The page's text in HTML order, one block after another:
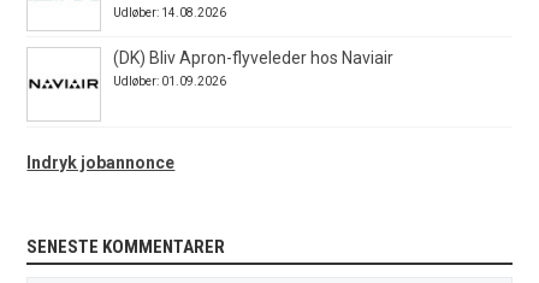
Udløber: 14.08.2026
(DK) Bliv Apron-flyveleder hos Naviair
Udløber: 01.09.2026
Indryk jobannonce
SENESTE KOMMENTARER